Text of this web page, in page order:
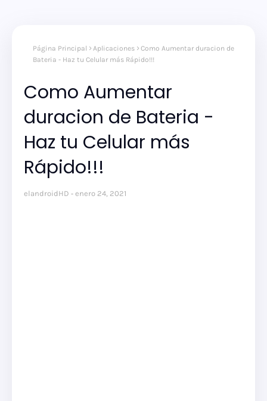
Página Principal Aplicaciones
Como Aumentar duracion de
Bateria - Haz tu Celular más Rápido!!!
Como Aumentar
duracion de Bateria -
Haz tu Celular más
Rápido!!!
elandroidHD enero 24, 2021